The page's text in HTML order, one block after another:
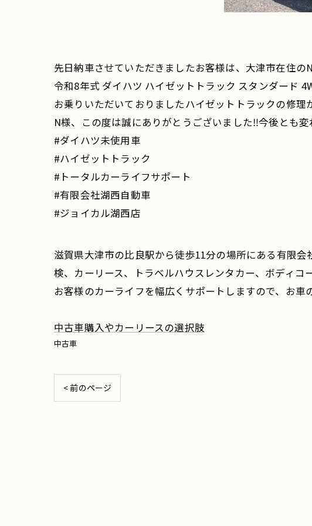
先日納車させていただきましたお客様は、大津市在住の
令和8年式 ダイハツ ハイゼットトラック スタンダード
お乗りいただいておりましたハイゼットトラックの修
N様、この度は誠にありがとうございました‼️今後とも
#ダイハツ未使用車
#ハイゼットトラック
#トータルカーライフサポート
#有限会社湖西自動車
#ジョイカル湖西店
滋賀県大津市の比良駅から徒歩11分の場所にある有限
検、カーリース、トラベルハウスレンタカー、ボディコ
お客様のカーライフを幅広くサポートしますので、お車
中古車購入やカーリースの選択肢
中古車
< 前のページ